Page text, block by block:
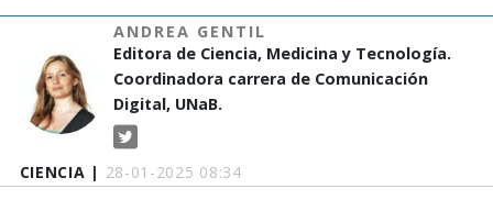
CIENCIA | 28-01-2025 08:34
ANDREA GENTIL
Editora de Ciencia, Medicina y Tecnología.
Coordinadora carrera de Comunicación
Digital, UNaB.